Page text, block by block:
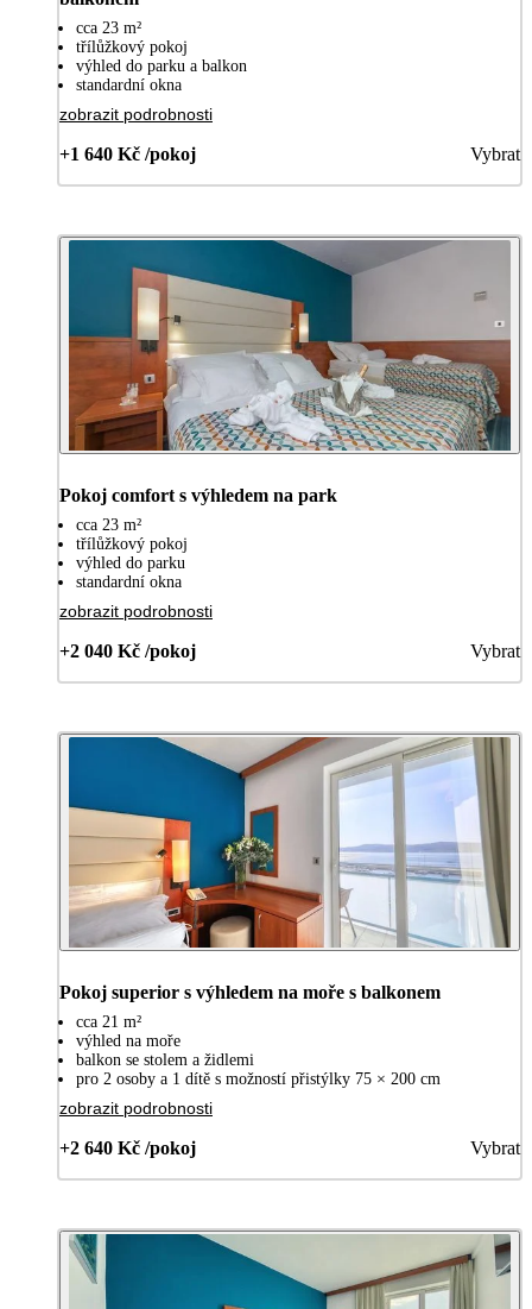
cca 23 m²
třílůžkový pokoj
výhled do parku a balkon
standardní okna
zobrazit podrobnosti
+1 640 Kč /pokoj Vybrat
Pokoj comfort s výhledem na park
cca 23 m²
třílůžkový pokoj
výhled do parku
standardní okna
zobrazit podrobnosti
+2 040 Kč /pokoj Vybrat
Pokoj superior s výhledem na moře s balkonem
cca 21 m²
výhled na moře
balkon se stolem a židlemi
pro 2 osoby a 1 dítě s možností přistýlky 75 × 200 cm
zobrazit podrobnosti
+2 640 Kč /pokoj Vybrat